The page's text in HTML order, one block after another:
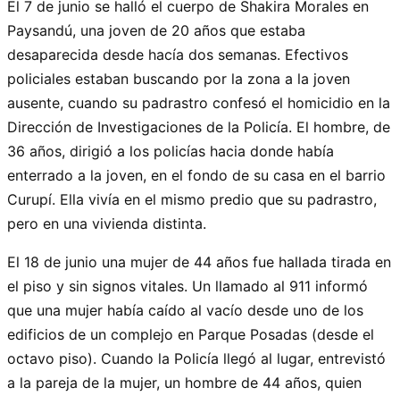
El 7 de junio se halló el cuerpo de Shakira Morales en
Paysandú, una joven de 20 años que estaba
desaparecida desde hacía dos semanas. Efectivos
policiales estaban buscando por la zona a la joven
ausente, cuando su padrastro confesó el homicidio en la
Dirección de Investigaciones de la Policía. El hombre, de
36 años, dirigió a los policías hacia donde había
enterrado a la joven, en el fondo de su casa en el barrio
Curupí. Ella vivía en el mismo predio que su padrastro,
pero en una vivienda distinta.
El 18 de junio una mujer de 44 años fue hallada tirada en
el piso y sin signos vitales. Un llamado al 911 informó
que una mujer había caído al vacío desde uno de los
edificios de un complejo en Parque Posadas (desde el
octavo piso). Cuando la Policía llegó al lugar, entrevistó
a la pareja de la mujer, un hombre de 44 años, quien